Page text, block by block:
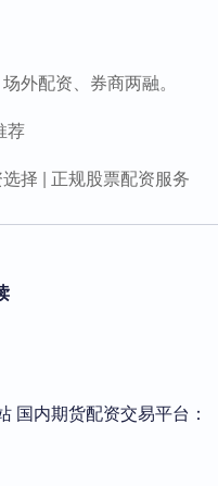
外配资、券商两融。
荐
择 | 正规股票配资服务
国内期货配资交易平台：